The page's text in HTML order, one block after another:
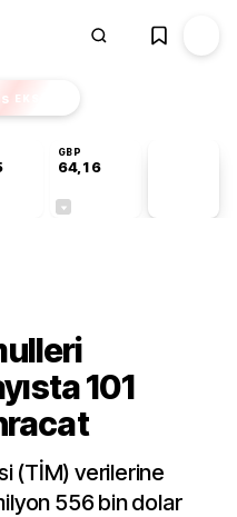
EKSTRA
GBP
64,16
101
(TİM) verilerine
556 bin dolar